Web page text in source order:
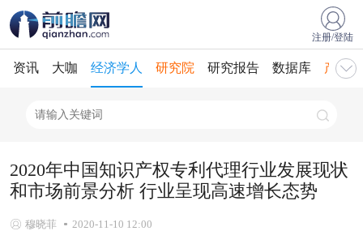
注册/登陆
资讯 大咖 经济学人 研究院 研究报告 数据库 产业
2020年中国知识产权专利代理行业发展现状
和市场前景分析 行业呈现高速增长态势
穆晓菲 2020-11-10 12:00